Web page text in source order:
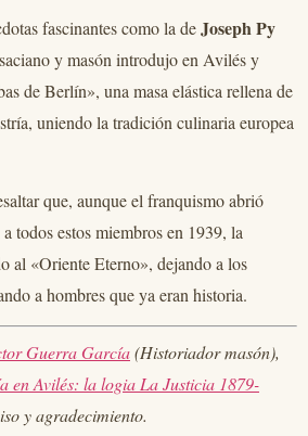
fascinantes como la deJoseph Py
y masón introdujo en Avilés y
de Berlín», una masa elástica rellena de
uniendo la tradición culinaria europea
que, aunque el franquismo abrió
todos estos miembros en 1939, la
al «Oriente Eterno», dejando a los
a hombres que ya eran historia.
Guerra García(Historiador masón),
en Avilés: la logia La Justicia 1879-
y agradecimiento.